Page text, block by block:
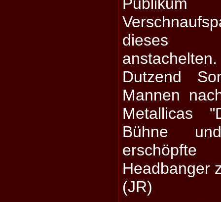
dieses
Dutzend
Mannen
Metallicas
Bühne
Headbanger
(JR)